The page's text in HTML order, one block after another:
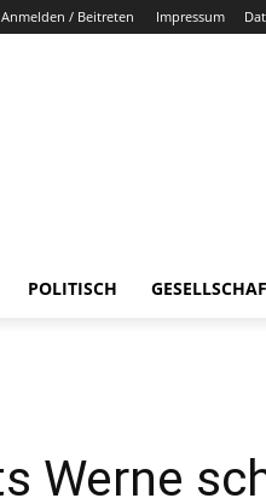
Anmelden / Beitreten Impressum
POLITISCH
Werne